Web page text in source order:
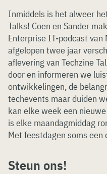
Inmiddels is het alweer
Talks! Coen en Sander
Enterprise IT-podcast van
afgelopen twee jaar
aflevering van Techzine
door en informeren we
ontwikkelingen, de
techevents maar duiden
kan elke week een
is elke maandagmiddag
Met feestdagen soms een
Steun ons!